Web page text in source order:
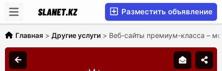
Разместить объявление
Главная > Другие услуги > Веб-сайты премиум-класса –